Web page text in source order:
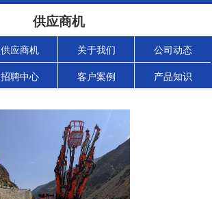
供应商机
供应商机 关于我们 公司动态
招聘中心 客户案例 产品知识